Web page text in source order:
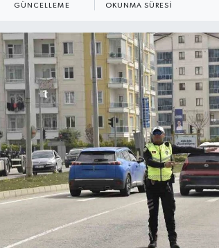
GÜNCELLEME OKUNMA SÜRESI